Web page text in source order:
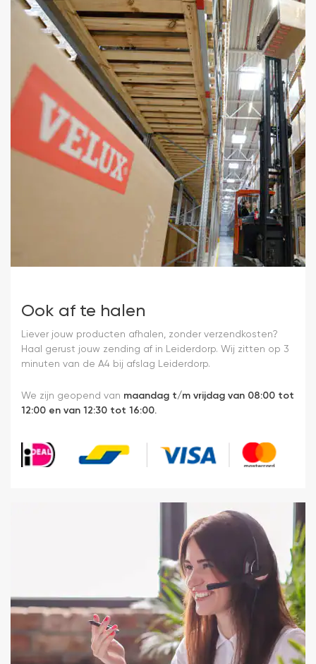
Ook af te halen
Liever jouw producten afhalen, zonder verzendkosten?
Haal gerust jouw zending af in Leiderdorp. Wij zitten op 3
minuten van de A4 bij afslag Leiderdorp.
We zijn geopend van maandag t/m vrijdag van 08:00 tot
12:00 en van 12:30 tot 16:00.